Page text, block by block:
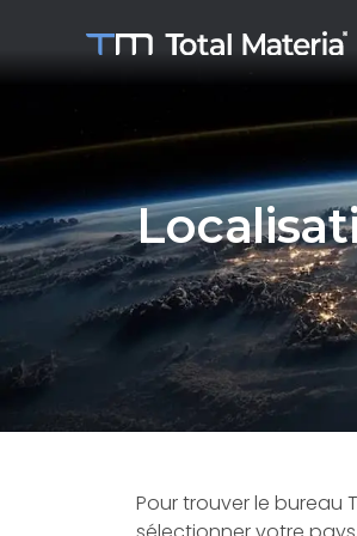
Pour trouver le bureau